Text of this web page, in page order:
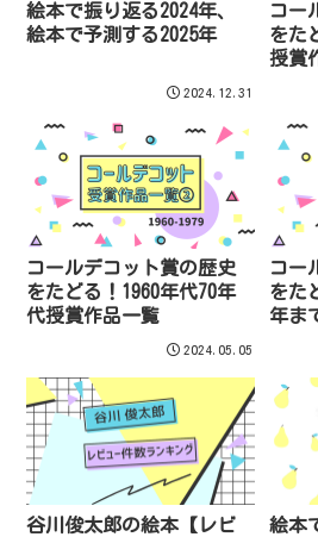
絵本で振り返る2024年、
絵本で予測する2025年
2024.12.31
コー
をた
授賞
コールデコット賞の歴史
をたどる！1960年代70年
代授賞作品一覧
2024.05.05
コー
をた
年ま
谷川俊太郎の絵本【レビ
絵本